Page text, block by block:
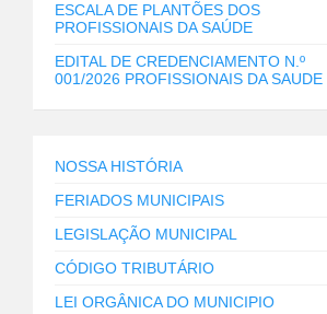
ESCALA DE PLANTÕES DOS
PROFISSIONAIS DA SAÚDE
EDITAL DE CREDENCIAMENTO N.º
001/2026 PROFISSIONAIS DA SAUDE
NOSSA HISTÓRIA
FERIADOS MUNICIPAIS
LEGISLAÇÃO MUNICIPAL
CÓDIGO TRIBUTÁRIO
LEI ORGÂNICA DO MUNICIPIO